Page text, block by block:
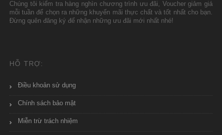
Chúng tôi kiểm tra hàng nghìn chương trình ưu đãi, Voucher giảm giá
mỗi tuần để chọn ra những khuyến mãi thực chất và tốt nhất cho bạn.
Đừng quên đăng ký để nhận những ưu đãi mới nhất nhé!
HỖ TRỢ:
Điều khoản sử dụng
Chính sách bảo mật
Miễn trừ trách nhiệm